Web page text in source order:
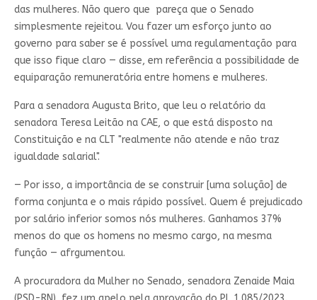
das mulheres. Não quero que pareça que o Senado
simplesmente rejeitou. Vou fazer um esforço junto ao
governo para saber se é possível uma regulamentação para
que isso fique claro — disse, em referência a possibilidade de
equiparação remuneratória entre homens e mulheres.
Para a senadora Augusta Brito, que leu o relatório da
senadora Teresa Leitão na CAE, o que está disposto na
Constituição e na CLT "realmente não atende e não traz
igualdade salarial".
— Por isso, a importância de se construir [uma solução] de
forma conjunta e o mais rápido possível. Quem é prejudicado
por salário inferior somos nós mulheres. Ganhamos 37%
menos do que os homens no mesmo cargo, na mesma
função — afrgumentou.
A procuradora da Mulher no Senado, senadora Zenaide Maia